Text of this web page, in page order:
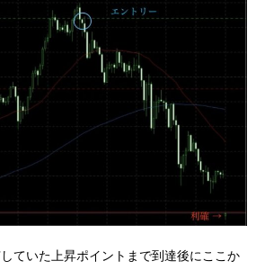
ていた上昇ポイントまで到達後にここか